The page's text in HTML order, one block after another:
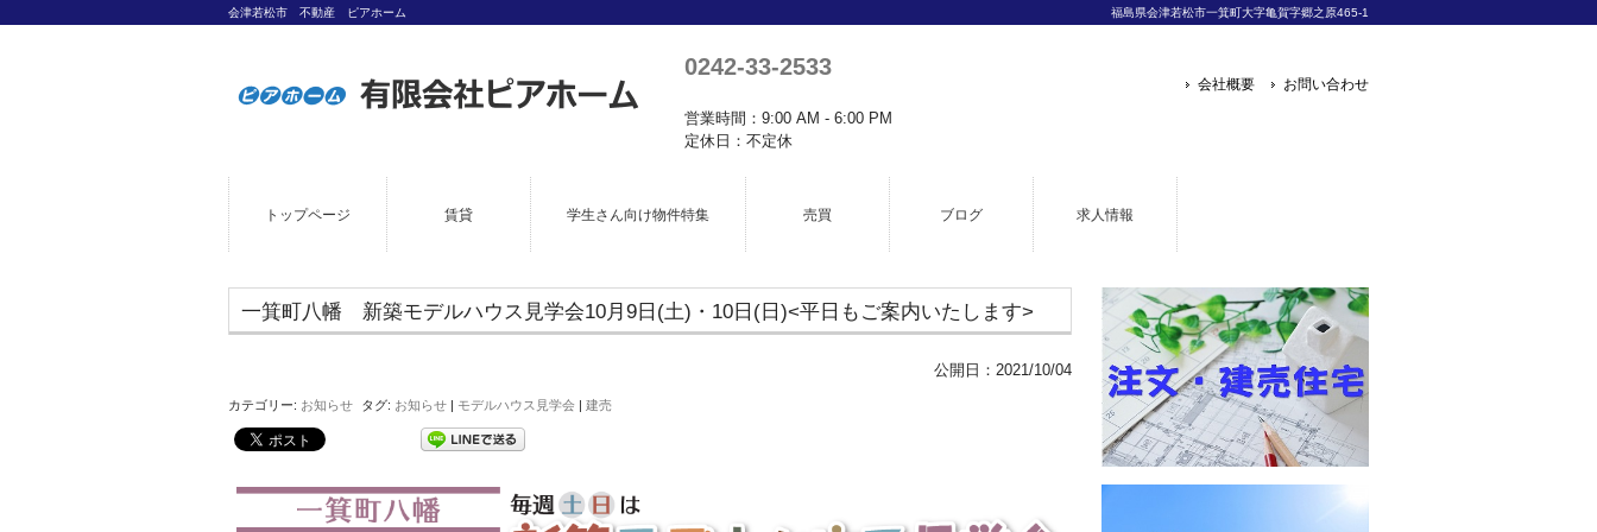
会津若松市 不動産 ピアホーム 福島県会津若松市一箕町大字亀賀字郷之原465-1
0242-33-2533
営業時間：9:00 AM - 6:00 PM
定休日：不定休
会社概要 お問い合わせ
トップページ 賃貸 学生さん向け物件特集 売買 ブログ 求人情報
一箕町八幡 新築モデルハウス見学会10月9日(土)・10日(日)<平日もご案内いたします>
公開日： 2021/10/04
カテゴリー: お知らせ タグ: お知らせ | モデルハウス見学会 | 建売